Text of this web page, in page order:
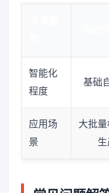
智能化
程度
基础
应用场
景
大批
生